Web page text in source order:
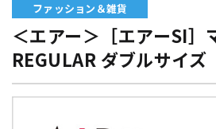
ファッション＆雑貨
＜エアー＞［エアーSI］
REGULAR ダブルサイズ